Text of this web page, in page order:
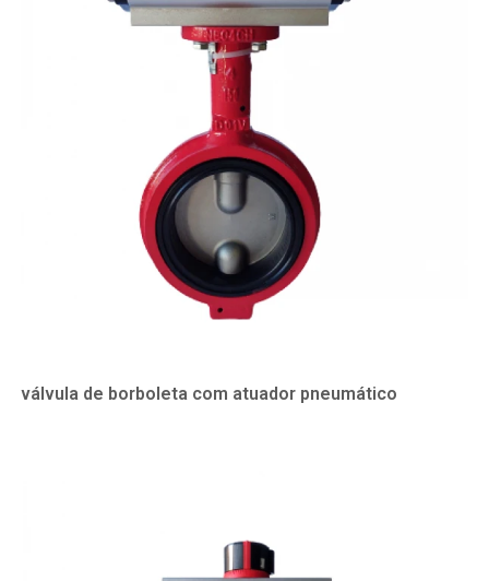
válvula de borboleta com atuador pneumático